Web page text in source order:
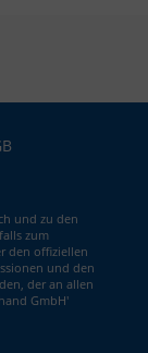
und zu den
zum
den offiziellen
und den
der an allen
GmbH'